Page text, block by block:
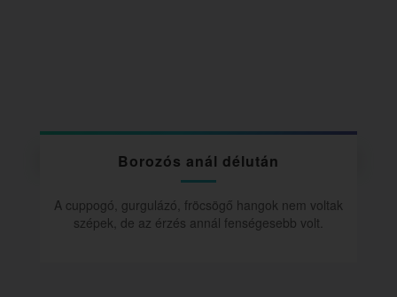
Borozós anál délután
A cuppogó, gurgulázó, fröcsögő hangok nem voltak
szépek, de az érzés annál fenségesebb volt.